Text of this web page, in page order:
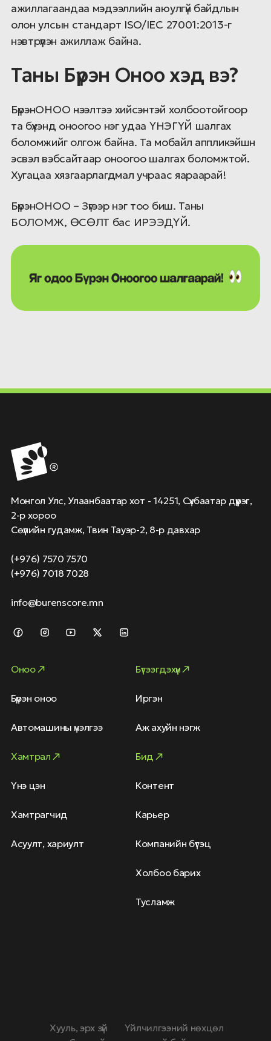
ажиллагаандаа мэдээллийн аюулгүй байдлын
олон улсын стандарт ISO/IEC 27001:2013-г
нэвтрүүлэн ажиллаж байна.
Таны Бүрэн Оноо хэд вэ?
БүрэнОНОО нээлтээ хийсэнтэй холбоотойгоор
та бүхэнд оноогоо нэг удаа ҮНЭГҮЙ шалгах
боломжийг олгож байна. Та мобайл аппликэйшн
эсвэл вэбсайтаар оноогоо шалгах боломжтой.
Хугацаа хязгаарлагдмал учраас яараарай!
БүрэнОНОО – Зүгээр нэг тоо биш. Таны
БОЛОМЖ, ӨСӨЛТ бас ИРЭЭДҮЙ.
Монгол Улс, Улаанбаатар хот - 14251, Сүхбаатар дүүрэг,
2-р хороо
Сөүлийн гудамж, Твин Тауэр-2, 8-р давхар
(+976) 7570 7570
(+976) 7018 7028
info@burenscore.mn
Оноо
Бүрэн оноо
Автомашины үнэлгээ
Бүтээгдэхүүн
Иргэн
Аж ахуйн нэгж
Хамтрал
Үнэ цэн
Хамтрагчид
Асуулт, хариулт
Бид
Контент
Карьер
Компанийн бүтэц
Холбоо барих
Тусламж
Хууль, эрх зүй
Үйлчилгээний нөхцөл